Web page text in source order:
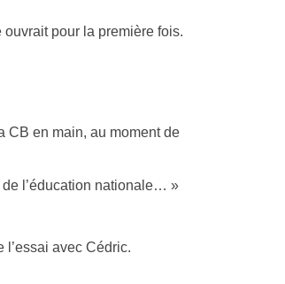
ouvrait pour la première fois.
CB en main, au moment de
l’éducation nationale… »
l’essai avec Cédric.